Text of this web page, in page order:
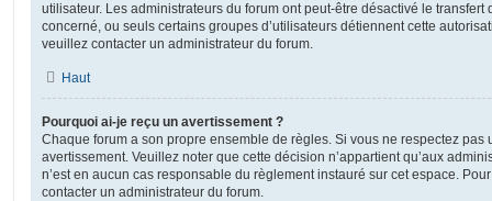
utilisateur. Les administrateurs du forum ont peut-être désactivé le
concerné, ou seuls certains groupes d’utilisateurs détiennent cette
veuillez contacter un administrateur du forum.
Haut
Pourquoi ai-je reçu un avertissement ?
Chaque forum a son propre ensemble de règles. Si vous ne respectez pas
avertissement. Veuillez noter que cette décision n’appartient qu’aux
n’est en aucun cas responsable du règlement instauré sur cet espace.
contacter un administrateur du forum.